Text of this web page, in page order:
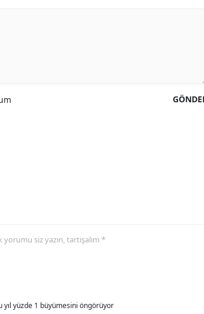
siz yazın, tartışalım *
yıl yüzde 1 büyümesini öngörüyor